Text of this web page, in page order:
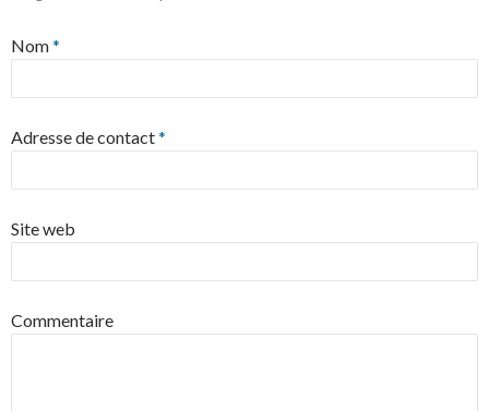
Nom*
Adresse de contact*
Site web
Commentaire